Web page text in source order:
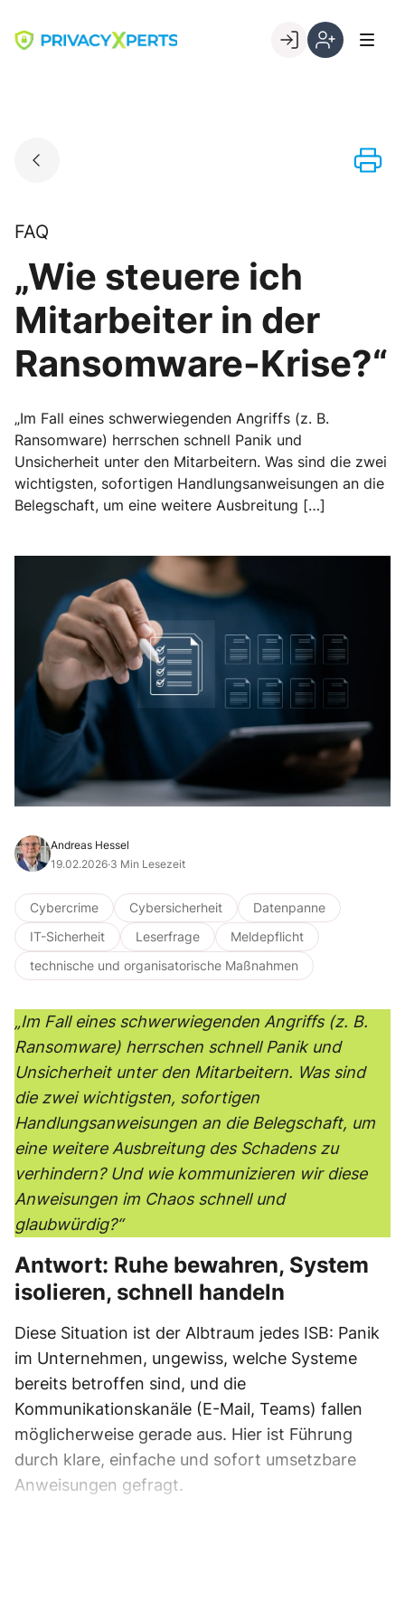
content
Go to landing page.
FAQ
„Wie steuere ich
Mitarbeiter in der
Ransomware-Krise?“
„Im Fall eines schwerwiegenden Angriffs (z. B.
Ransomware) herrschen schnell Panik und
Unsicherheit unter den Mitarbeitern. Was sind die zwei
wichtigsten, sofortigen Handlungsanweisungen an die
Belegschaft, um eine weitere Ausbreitung […]
Andreas Hessel
19.02.2026·3 Min Lesezeit
Cybercrime Cybersicherheit
Datenpanne
IT-Sicherheit
Leserfrage
Meldepflicht
technische und organisatorische Maßnahmen
„Im Fall eines schwerwiegenden Angriffs (z. B.
Ransomware) herrschen schnell Panik und
Unsicherheit unter den Mitarbeitern. Was sind
die zwei wichtigsten, sofortigen
Handlungsanweisungen an die Belegschaft, um
eine weitere Ausbreitung des Schadens zu
verhindern? Und wie kommunizieren wir diese
Anweisungen im Chaos schnell und
glaubwürdig?“
Antwort: Ruhe bewahren, System
isolieren, schnell handeln
Diese Situation ist der Albtraum jedes ISB: Panik
im Unternehmen, ungewiss, welche Systeme
bereits betroffen sind, und die
Kommunikationskanäle (E-Mail, Teams) fallen
möglicherweise gerade aus. Hier ist Führung
durch klare, einfache und sofort umsetzbare
Anweisungen gefragt.